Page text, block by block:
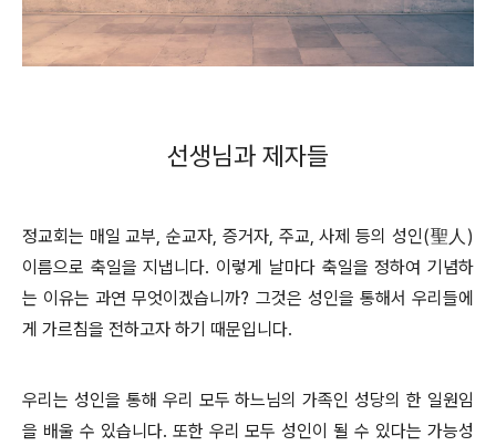
선생님과 제자들
정교회는 매일 교부, 순교자, 증거자, 주교, 사제 등의 성인(聖人)
이름으로 축일을 지냅니다. 이렇게 날마다 축일을 정하여 기념하
는 이유는 과연 무엇이겠습니까? 그것은 성인을 통해서 우리들에
게 가르침을 전하고자 하기 때문입니다.
우리는 성인을 통해 우리 모두 하느님의 가족인 성당의 한 일원임
을 배울 수 있습니다. 또한 우리 모두 성인이 될 수 있다는 가능성